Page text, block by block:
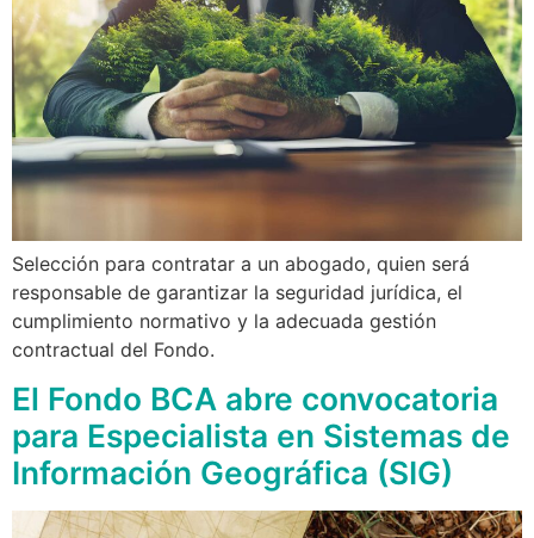
Selección para contratar a un abogado, quien será
responsable de garantizar la seguridad jurídica, el
cumplimiento normativo y la adecuada gestión
contractual del Fondo.
El Fondo BCA abre convocatoria
para Especialista en Sistemas de
Información Geográfica (SIG)